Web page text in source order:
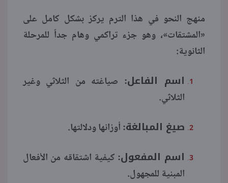
منهج النحو في هذا الترم يركز بشكل كامل على
«المشتقات»، وهو جزء تراكمي وهام جداً للمرحلة
الثانوية:
اسم الفاعل: صياغته من الثلاثي وغير
الثلاثي.
صيغ المبالغة:أوزانها ودلالتها.
اسم المفعول: كيفية اشتقاقه من الأفعال
المبنية للمجهول.